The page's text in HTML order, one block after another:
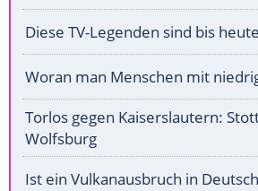
Diese TV-Legenden sind bis
Woran man Menschen mit
Torlos gegen Kaiserslautern:
Wolfsburg
Ist ein Vulkanausbruch in